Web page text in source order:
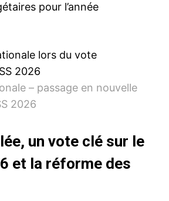
pour l’année
– passage en nouvelle
2026
un vote clé sur le
et la réforme des